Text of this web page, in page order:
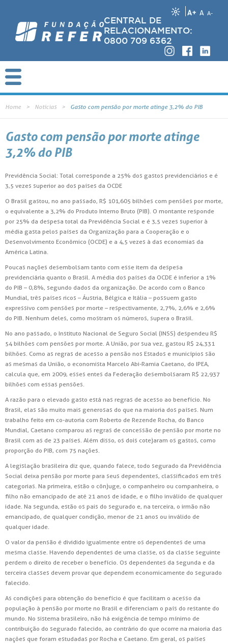
A+ A A-
CENTRAL DE
RELACIONAMENTO:
0800 709 6362
Home Notícias Gasto com pensão por morte atinge 3,2% do PIB
Gasto com pensão por morte atinge
3,2% do PIB
Previdência Social: Total corresponde a 25% dos gastos previdenciários e é
3,5 vezes superior ao dos países da OCDE
O Brasil gastou, no ano passado, R$ 101,605 bilhões com pensões por morte,
o equivalente a 3,2% do Produto Interno Bruto (PIB). O montante responde
por 25% da despesa total da Previdência Social e é 3,5 vezes superior à
média gasta pelos países da Organização para a Cooperação e o
Desenvolvimento Econômico (OCDE) e a 4,5 vezes à das economias da
América Latina.
Poucas nações desembolsam tanto com esse item da despesa
previdenciária quanto o Brasil. A média dos países da OCDE é inferior a 1%
do PIB – 0,8%, segundo dados da organização. De acordo com o Banco
Mundial, três países ricos – Áustria, Bélgica e Itália – possuem gasto
expressivo com pensões por morte – respectivamente, 2,7%, 2,6% e 2,6%
do PIB. Nenhum deles, como mostram os números, supera o Brasil.
No ano passado, o Instituto Nacional de Seguro Social (INSS) despendeu R$
54 bilhões com pensões por morte. A União, por sua vez, gastou R$ 24,331
bilhões. Como as regras de acesso a pensão nos Estados e municípios são
as mesmas da União, o economista Marcelo Abi-Ramia Caetano, do IPEA,
calcula que, em 2009, esses entes da Federação desembolsaram R$ 22,937
bilhões com essas pensões.
A razão para o elevado gasto está nas regras de acesso ao benefício. No
Brasil, elas são muito mais generosas do que na maioria dos países. Num
trabalho feito em co-autoria com Roberto de Rezende Rocha, do Banco
Mundial, Caetano comparou as regras de concessão de pensão por morte no
Brasil com as de 23 países. Além disso, os dois cotejaram os gastos, como
proporção do PIB, com 75 nações.
A legislação brasileira diz que, quando falece, todo segurado da Previdência
Social deixa pensão por morte para seus dependentes, classificados em três
categorias. Na primeira, estão o cônjuge, o companheiro ou companheira, o
filho não emancipado de até 21 anos de idade, e o filho inválido de qualquer
idade. Na segunda, estão os pais do segurado e, na terceira, o irmão não
emancipado, de qualquer condição, menor de 21 anos ou inválido de
qualquer idade.
O valor da pensão é dividido igualmente entre os dependentes de uma
mesma classe. Havendo dependentes de uma classe, os da classe seguinte
perdem o direito de receber o benefício. Os dependentes da segunda e da
terceira classes devem provar que dependem economicamente do segurado
falecido.
As condições para obtenção do benefício é que facilitam o acesso da
população à pensão por morte no Brasil e diferenciam o país do restante do
mundo. No sistema brasileiro, não há exigência de tempo mínimo de
contribuição do segurado falecido, ao contrário do que ocorre na maioria das
nações que foram estudadas por Rocha e Caetano. Em geral, os países